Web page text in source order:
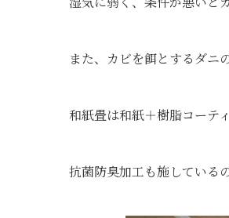
また、カビを餌とするダニ
和紙畳は和紙＋樹脂コーテ
抗菌防臭加工も施している